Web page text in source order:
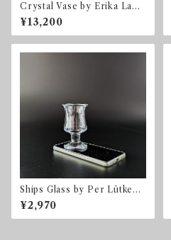
Crystal Vase by Erika Lage
rbielke for Orrefors
¥13,200
Ships Glass by Per Lütken f
or Holmegaard ホルムガー
ド デンマーク ヴィンテー
ジ
¥2,970